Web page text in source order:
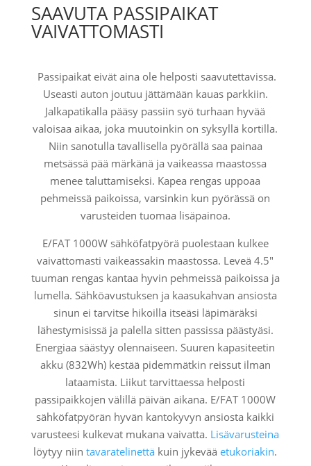
SAAVUTA PASSIPAIKAT
VAIVATTOMASTI
Passipaikat eivät aina ole helposti saavutettavissa.
Useasti auton joutuu jättämään kauas parkkiin.
Jalkapatikalla pääsy passiin syö turhaan hyvää
valoisaa aikaa, joka muutoinkin on syksyllä kortilla.
Niin sanotulla tavallisella pyörällä saa painaa
metsässä pää märkänä ja vaikeassa maastossa
menee taluttamiseksi. Kapea rengas uppoaa
pehmeissä paikoissa, varsinkin kun pyörässä on
varusteiden tuomaa lisäpainoa.
E/FAT 1000W sähköfatpyörä puolestaan kulkee
vaivattomasti vaikeassakin maastossa. Leveä 4.5"
tuuman rengas kantaa hyvin pehmeissä paikoissa ja
lumella. Sähköavustuksen ja kaasukahvan ansiosta
sinun ei tarvitse hikoilla itseäsi läpimäräksi
lähestymisissä ja palella sitten passissa päästyäsi.
Energiaa säästyy olennaiseen. Suuren kapasiteetin
akku (832Wh) kestää pidemmätkin reissut ilman
lataamista. Liikut tarvittaessa helposti
passipaikkojen välillä päivän aikana. E/FAT 1000W
sähköfatpyörän hyvän kantokyvyn ansiosta kaikki
varusteesi kulkevat mukana vaivatta. Lisävarusteina
löytyy niintavaratelinettä kuin jykevääetukoriakin.